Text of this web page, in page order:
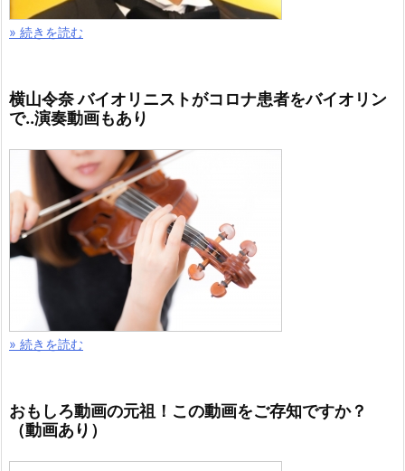
» 続きを読む
横山令奈 バイオリニストがコロナ患者をバイオリン
で..演奏動画もあり
» 続きを読む
おもしろ動画の元祖！この動画をご存知ですか？
（動画あり）